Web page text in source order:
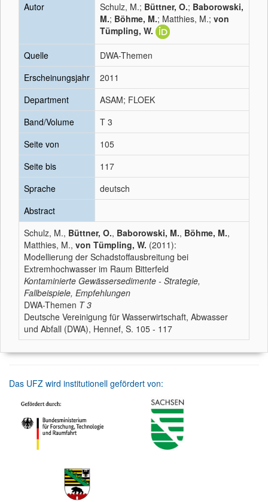
Autor
Schulz, M.; Büttner, O.; Baborowski,
M.; Böhme, M.; Matthies, M.; von
Tümpling, W.
Quelle
DWA-Themen
Erscheinungsjahr
2011
Department
ASAM; FLOEK
Band/Volume
T 3
Seite von
105
Seite bis
117
Sprache
deutsch
Abstract
Schulz, M., Büttner, O., Baborowski, M., Böhme, M.,
Matthies, M., von Tümpling, W. (2011):
Modellierung der Schadstoffausbreitung bei
Extremhochwasser im Raum Bitterfeld
Kontaminierte Gewässersedimente - Strategie,
Fallbeispiele, Empfehlungen
DWA-Themen T 3
Deutsche Vereinigung für Wasserwirtschaft, Abwasser
und Abfall (DWA), Hennef, S. 105 - 117
Das UFZ wird institutionell gefördert von: